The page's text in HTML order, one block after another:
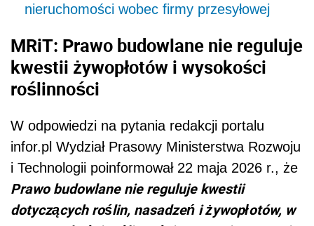
nieruchomości wobec firmy przesyłowej
MRiT: Prawo budowlane nie reguluje
kwestii żywopłotów i wysokości
roślinności
W odpowiedzi na pytania redakcji portalu
infor.pl Wydział Prasowy Ministerstwa Rozwoju
i Technologii poinformował 22 maja 2026 r., że
Prawo budowlane nie reguluje kwestii
dotyczących roślin, nasadzeń i żywopłotów, w